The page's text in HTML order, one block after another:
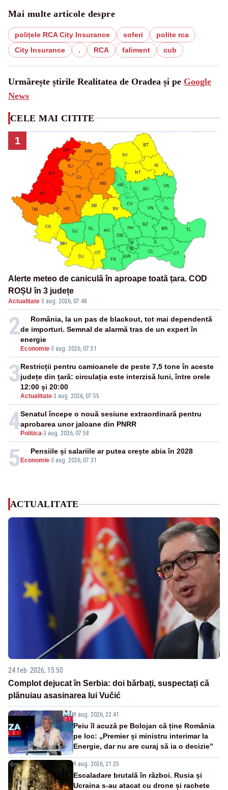
Mai multe articole despre
polițele RCA City Insurance soferi
polite rca
City Insurance
. RCA faliment cub
Urmărește știrile Realitatea de Oradea și pe Google
News
CELE MAI CITITE
1
Alerte meteo de caniculă în aproape toată țara. COD
ROȘU în 3 județe
Actualitate·3 aug. 2026, 07:48
2
Economie-3 aug. 2026, 07:51
România, la un pas de blackout, tot mai dependentă
de importuri. Semnal de alarmă tras de un expert în
energie
3
Actualitate-3 aug. 2026, 07:55
Restricții pentru camioanele de peste 7,5 tone în aceste
județe din țară: circulația este interzisă luni, între orele
12:00 și 20:00
4 Politica-3 aug. 2026, 07:58
Senatul începe o nouă sesiune extraordinară pentru
aprobarea unor jaloane din PNRR
5 Economie-3 aug. 2026, 07:31
Pensiile și salariile ar putea crește abia în 2028
ACTUALITATE
24 feb. 2026, 15:50
Complot dejucat în Serbia: doi bărbați, suspectați că
plănuiau asasinarea lui Vučić
9 aug. 2026, 22:41
Peiu îl acuză pe Bolojan că ține România
pe loc: „Premier și ministru interimar la
Energie, dar nu are curaj să ia o decizie”
9 aug. 2026, 21:25
Escaladare brutală în război. Rusia și
Ucraina s-au atacat cu drone și rachete